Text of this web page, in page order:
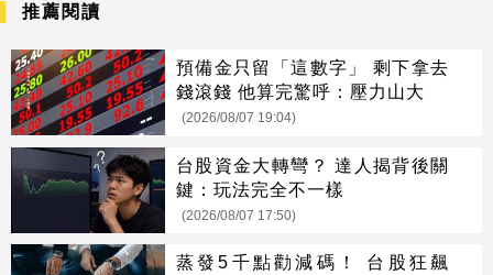
推薦閱讀
預備金只留「這數字」 剩下拿去
錢滾錢 他算完驚呼：壓力山大
(2026/08/07 19:04)
台股資金大轉彎？ 達人揭背後關
鍵：玩法完全不一樣
(2026/08/07 17:50)
蒸發5千點勸減碼！ 台股狂飆